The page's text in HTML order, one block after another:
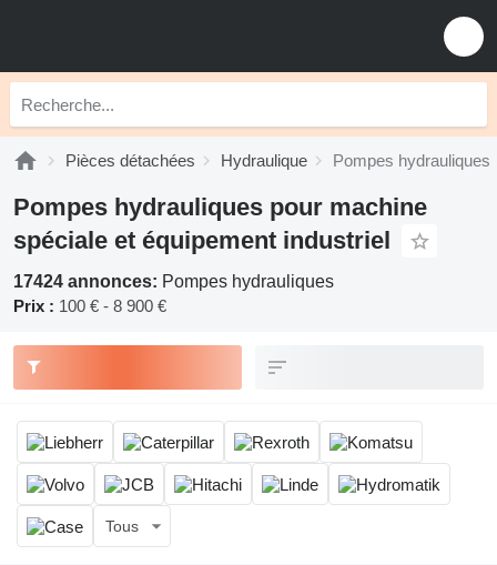
Pièces détachées Hydraulique Pompes hydrauliques
Pompes hydrauliques pour machine
spéciale et équipement industriel
17424 annonces: Pompes hydrauliques
Prix : 100 € - 8 900 €
Tous